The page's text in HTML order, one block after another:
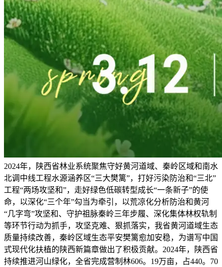
2024年，陕西省林业系统聚焦守好黄河道域、秦岭区域和南水
北调中线工程水源涵养区“三大樊篱”，打好污染防治和“三北”
工程“两场攻坚和”，走好绿色低碳转型成长“一条新子”的使
命，以深化“三个年”勾当为牵引，以荒凉化分析防治和黄河
“几字弯”攻坚和、守护祖脉秦岭三年步履、深化集体林权轨制
等环节行动为抓手，攻坚克难、狠抓落实，我省黄河道域生态
质量持续改善，秦岭区域生态平安樊篱愈加安稳，为谱写中国
式现代化扶植的陕西新篇章做出了积极贡献。2024年，陕西省
持续推进河山绿化，全省完成营制林606。19万亩，占440。70